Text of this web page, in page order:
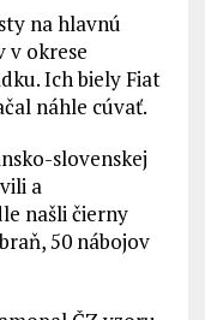
na hlavnú
v okrese
Ich biely Fiat
náhle cúvať.
slovenskej
a
našli čierny
50 nábojov